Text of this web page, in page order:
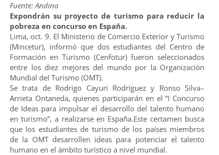
Fuente: Andina
Expondrán su proyecto de turismo para reducir la
pobreza en concurso en España.
Lima, oct. 9. El Ministerio de Comercio Exterior y Turismo
(Mincetur), informó que dos estudiantes del Centro de
Formación en Turismo (Cenfotur) fueron seleccionados
entre los diez mejores del mundo por la Organización
Mundial del Turismo (OMT).
Se trata de Rodrigo Cayuri Rodríguez y Ronso Silva–
Arrieta Ontaneda, quienes participarán en el “I Concurso
de Ideas para impulsar el desarrollo del talento humano
en turismo”, a realizarse en España.Este certamen busca
que los estudiantes de turismo de los países miembros
de la OMT desarrollen ideas para potenciar el talento
humano en el ámbito turístico a nivel mundial.